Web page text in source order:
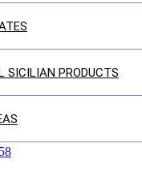
SICILIAN PRODUCTS